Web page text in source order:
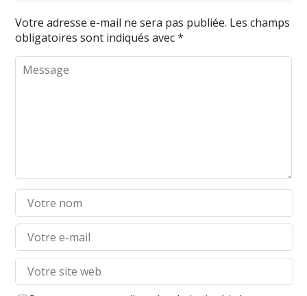
Votre adresse e-mail ne sera pas publiée. Les champs
obligatoires sont indiqués avec*